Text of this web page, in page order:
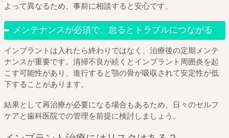
よって異なるため、事前に相談すると安心です。
メンテナンスが必須で、怠るとトラブルにつながる
インプラントは入れたら終わりではなく、治療後の定期メンテ
ナンスが重要です。清掃不良が続くとインプラント周囲炎を起
こす可能性があり、進行すると顎の骨が吸収されて安定性が低
下することがあります。
結果として再治療が必要になる場合もあるため、日々のセルフ
ケアと歯科医院での管理を前提に検討しましょう。